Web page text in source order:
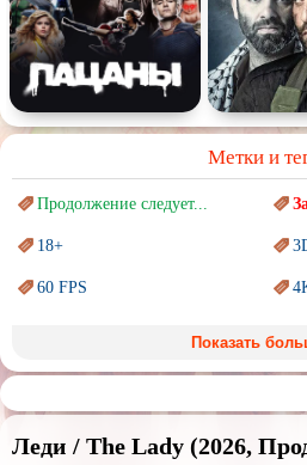
Метки и
Продолжение следует...
18+
60 FPS
Marvel
Sci-Fi (Научнаяфантастика)
Авангард иСюрреализм
Показать
Леди / The Lady (2026,